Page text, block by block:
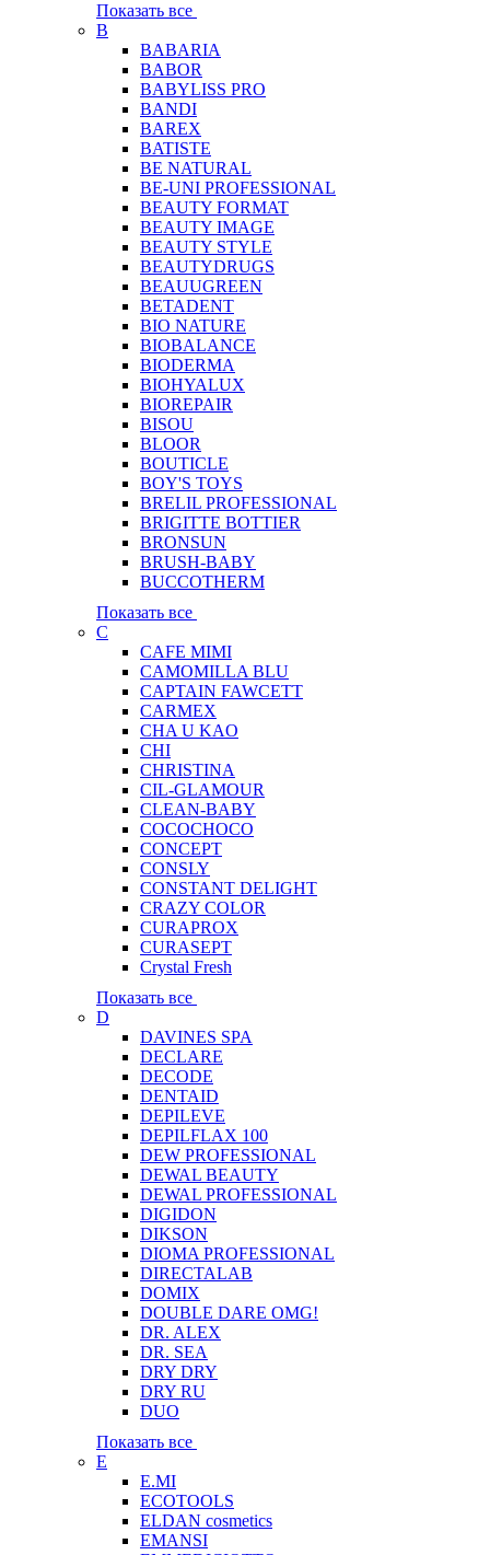
Показать все
B
BABARIA
BABOR
BABYLISS PRO
BANDI
BAREX
BATISTE
BE NATURAL
BE-UNI PROFESSIONAL
BEAUTY FORMAT
BEAUTY IMAGE
BEAUTY STYLE
BEAUTYDRUGS
BEAUUGREEN
BETADENT
BIO NATURE
BIOBALANCE
BIODERMA
BIOHYALUX
BIOREPAIR
BISOU
BLOOR
BOUTICLE
BOY'S TOYS
BRELIL PROFESSIONAL
BRIGITTE BOTTIER
BRONSUN
BRUSH-BABY
BUCCOTHERM
Показать все
C
CAFE MIMI
CAMOMILLA BLU
CAPTAIN FAWCETT
CARMEX
CHA U KAO
CHI
CHRISTINA
CIL-GLAMOUR
CLEAN-BABY
COCOCHOCO
CONCEPT
CONSLY
CONSTANT DELIGHT
CRAZY COLOR
CURAPROX
CURASEPT
Crystal Fresh
Показать все
D
DAVINES SPA
DECLARE
DECODE
DENTAID
DEPILEVE
DEPILFLAX 100
DEW PROFESSIONAL
DEWAL BEAUTY
DEWAL PROFESSIONAL
DIGIDON
DIKSON
DIOMA PROFESSIONAL
DIRECTALAB
DOMIX
DOUBLE DARE OMG!
DR. ALEX
DR. SEA
DRY DRY
DRY RU
DUO
Показать все
E
E.MI
ECOTOOLS
ELDAN cosmetics
EMANSI